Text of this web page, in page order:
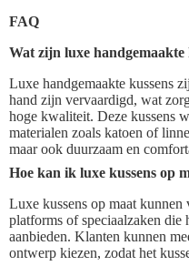
FAQ
Wat zijn luxe handgemaakte
Luxe handgemaakte kussens
hand zijn vervaardigd, wat
hoge kwaliteit. Deze kussens
materialen zoals katoen of
maar ook duurzaam en
Hoe kan ik luxe kussens op
Luxe kussens op maat
platforms of speciaalzaken die
aanbieden. Klanten kunnen
ontwerp kiezen, zodat het